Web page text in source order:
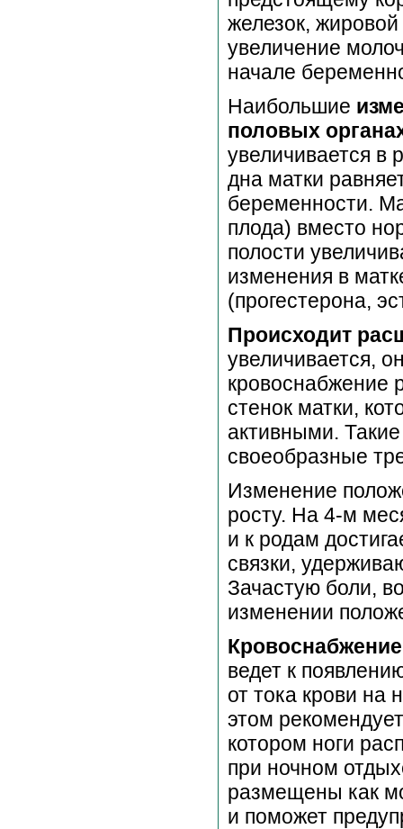
железок,
увеличение
начале
Наибольшие
половых
увеличивается в
дна матки
беременности.
плода) вместо
полости
изменения в
(прогестерона,
Происходит
увеличивается,
кровоснабжение
стенок матки,
активными.
своеобразные
Изменение
росту. На 4-м
и к родам
связки,
Зачастую боли,
изменении
ведет к
от тока крови на
этом
котором ноги
при ночном
размещены как
и поможет